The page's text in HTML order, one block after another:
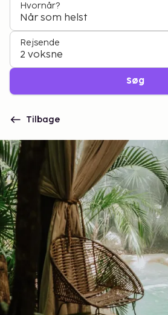
Hvornår?
Når som helst
Rejsende
2 voksne
Søg
Tilbage